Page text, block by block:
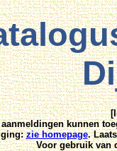
aanmeldingen kunnen
zie homepage.
Voor gebruik van